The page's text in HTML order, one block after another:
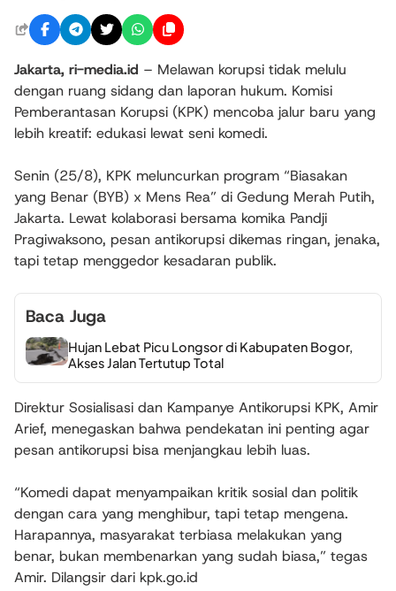
Jakarta, ri-media.id – Melawan korupsi tidak melulu
dengan ruang sidang dan laporan hukum. Komisi
Pemberantasan Korupsi (KPK) mencoba jalur baru yang
lebih kreatif: edukasi lewat seni komedi.
Senin (25/8), KPK meluncurkan program “Biasakan
yang Benar (BYB) x Mens Rea” di Gedung Merah Putih,
Jakarta. Lewat kolaborasi bersama komika Pandji
Pragiwaksono, pesan antikorupsi dikemas ringan, jenaka,
tapi tetap menggedor kesadaran publik.
Baca Juga
Hujan Lebat Picu Longsor di Kabupaten Bogor,
Akses Jalan Tertutup Total
Direktur Sosialisasi dan Kampanye Antikorupsi KPK, Amir
Arief, menegaskan bahwa pendekatan ini penting agar
pesan antikorupsi bisa menjangkau lebih luas.
“Komedi dapat menyampaikan kritik sosial dan politik
dengan cara yang menghibur, tapi tetap mengena.
Harapannya, masyarakat terbiasa melakukan yang
benar, bukan membenarkan yang sudah biasa,” tegas
Amir. Dilangsir dari kpk.go.id